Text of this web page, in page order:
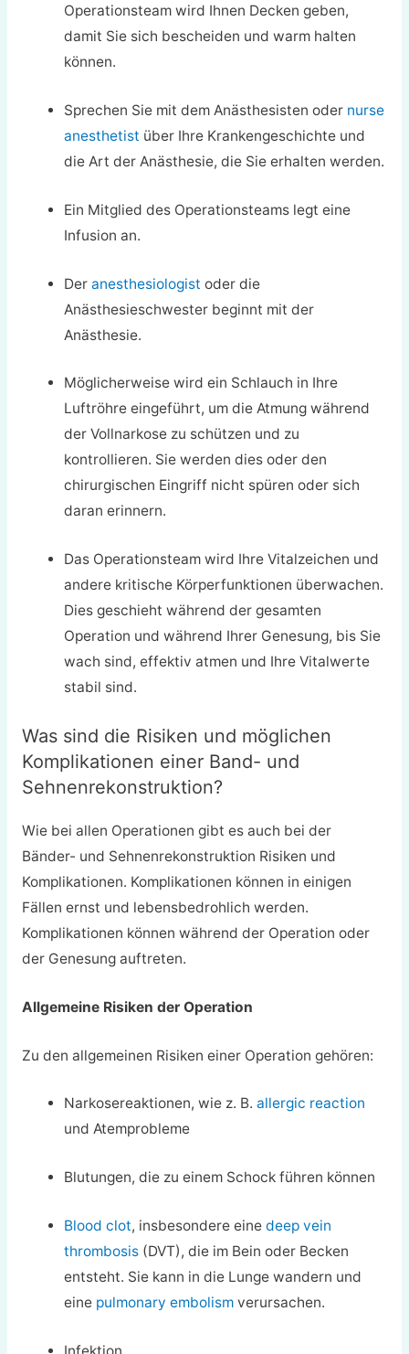
Operationsteam wird Ihnen Decken geben,
damit Sie sich bescheiden und warm halten
können.
Sprechen Sie mit dem Anästhesisten oder nurse
anesthetist über Ihre Krankengeschichte und
die Art der Anästhesie, die Sie erhalten werden.
Ein Mitglied des Operationsteams legt eine
Infusion an.
Deranesthesiologist oder die
Anästhesieschwester beginnt mit der
Anästhesie.
Möglicherweise wird ein Schlauch in Ihre
Luftröhre eingeführt, um die Atmung während
der Vollnarkose zu schützen und zu
kontrollieren. Sie werden dies oder den
chirurgischen Eingriff nicht spüren oder sich
daran erinnern.
Das Operationsteam wird Ihre Vitalzeichen und
andere kritische Körperfunktionen überwachen.
Dies geschieht während der gesamten
Operation und während Ihrer Genesung, bis Sie
wach sind, effektiv atmen und Ihre Vitalwerte
stabil sind.
Was sind die Risiken und möglichen
Komplikationen einer Band- und
Sehnenrekonstruktion?
Wie bei allen Operationen gibt es auch bei der
Bänder- und Sehnenrekonstruktion Risiken und
Komplikationen. Komplikationen können in einigen
Fällen ernst und lebensbedrohlich werden.
Komplikationen können während der Operation oder
der Genesung auftreten.
Allgemeine Risiken der Operation
Zu den allgemeinen Risiken einer Operation gehören:
Narkosereaktionen, wie z. B.allergic reaction
und Atemprobleme
Blutungen, die zu einem Schock führen können
Blood clot, insbesondere einedeep vein
thrombosis (DVT), die im Bein oder Becken
entsteht. Sie kann in die Lunge wandern und
eine pulmonary embolism verursachen.